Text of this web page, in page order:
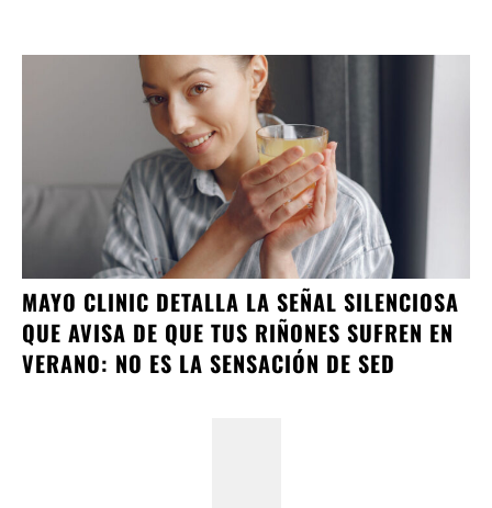
MAYO CLINIC DETALLA LA SEÑAL SILENCIOSA
QUE AVISA DE QUE TUS RIÑONES SUFREN EN
VERANO: NO ES LA SENSACIÓN DE SED